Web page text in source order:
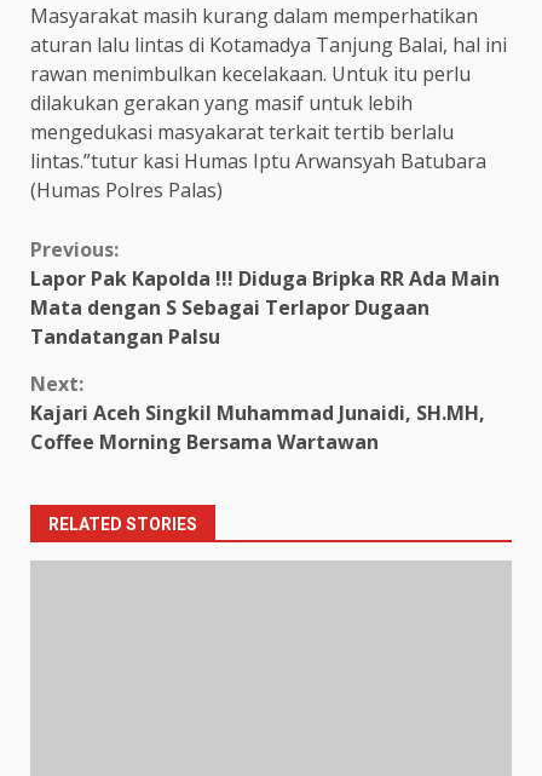
Masyarakat masih kurang dalam memperhatikan
aturan lalu lintas di Kotamadya Tanjung Balai, hal ini
rawan menimbulkan kecelakaan. Untuk itu perlu
dilakukan gerakan yang masif untuk lebih
mengedukasi masyakarat terkait tertib berlalu
lintas.”tutur kasi Humas Iptu Arwansyah Batubara
(Humas Polres Palas)
Continue
Reading
Previous:
Lapor Pak Kapolda !!! Diduga Bripka RR Ada Main
Mata dengan S Sebagai Terlapor Dugaan
Tandatangan Palsu
Next:
Kajari Aceh Singkil Muhammad Junaidi, SH.MH,
Coffee Morning Bersama Wartawan
RELATED STORIES